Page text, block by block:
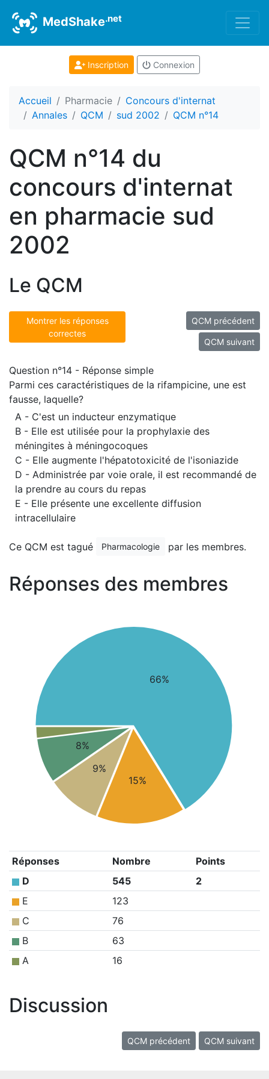
MedShake.net
Inscription Connexion
Accueil Pharmacie
Concours d'internat
Annales
QCM sud 2002 QCM n°14
QCM n°14 du
concours d'internat
en pharmacie sud
2002
Le QCM
Montrer les réponses
correctes
QCM précédent
QCM suivant
Question n°14 - Réponse simple
Parmi ces caractéristiques de la rifampicine, une est
fausse, laquelle?
A - C'est un inducteur enzymatique
B - Elle est utilisée pour la prophylaxie des
méningites à méningocoques
C - Elle augmente l'hépatotoxicité de l'isoniazide
D - Administrée par voie orale, il est recommandé de
la prendre au cours du repas
E - Elle présente une excellente diffusion
intracellulaire
Ce QCM est tagué Pharmacologie par les membres.
Réponses des membres
66%
15%
9%
8%
Réponses Nombre
Points
D
545
2
E
123
C
76
B
63
A
16
Discussion
QCM précédent QCM suivant